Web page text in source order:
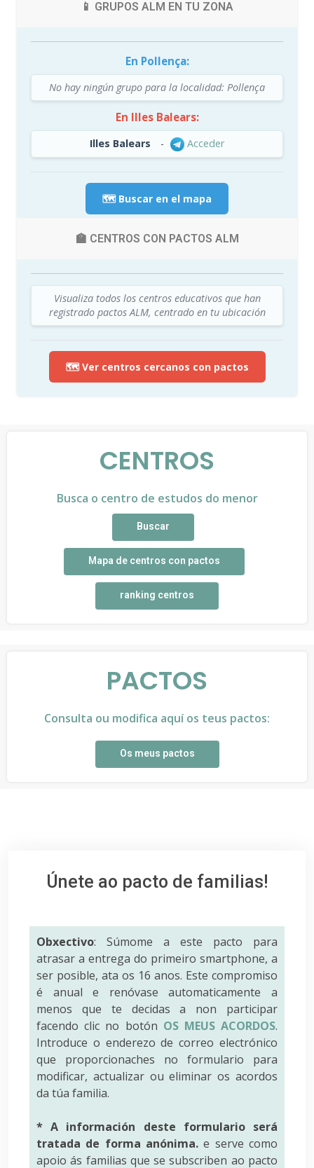
📱 GRUPOS ALM EN TU ZONA
En Pollença:
No hay ningún grupo para la localidad: Pollença
En Illes Balears:
Illes Balears - Acceder
🗺️ Buscar en el mapa
🏫 CENTROS CON PACTOS ALM
Visualiza todos los centros educativos que han
registrado pactos ALM, centrado en tu ubicación
🗺️ Ver centros cercanos con pactos
CENTROS
Busca o centro de estudos do menor
Buscar
Mapa de centros con pactos
ranking centros
PACTOS
Consulta ou modifica aquí os teus pactos:
Os meus pactos
Únete ao pacto de familias!
Obxectivo: Súmome a este pacto para
atrasar a entrega do primeiro smartphone, a
ser posible, ata os 16 anos. Este compromiso
é anual e renóvase automaticamente a
menos que te decidas a non participar
facendo clic no botón OS MEUS ACORDOS.
Introduce o enderezo de correo electrónico
que proporcionaches no formulario para
modificar, actualizar ou eliminar os acordos
da túa familia.
* A información deste formulario será
tratada de forma anónima. e serve como
apoio ás familias que se subscriben ao pacto